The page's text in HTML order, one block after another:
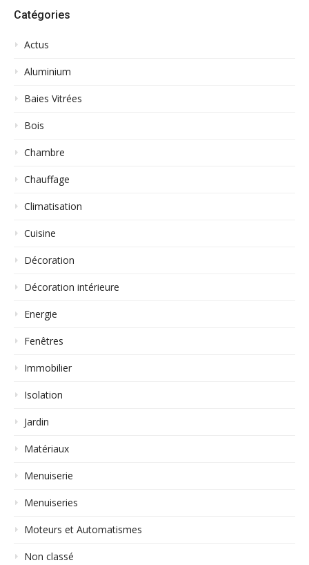
Catégories
Actus
Aluminium
Baies Vitrées
Bois
Chambre
Chauffage
Climatisation
Cuisine
Décoration
Décoration intérieure
Energie
Fenêtres
Immobilier
Isolation
Jardin
Matériaux
Menuiserie
Menuiseries
Moteurs et Automatismes
Non classé